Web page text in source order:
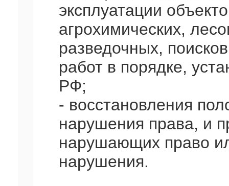
эксплуатации
агрохимических,
разведочных,
работ в порядке,
РФ;
- восстановления
нарушения права, и
нарушающих право
нарушения.